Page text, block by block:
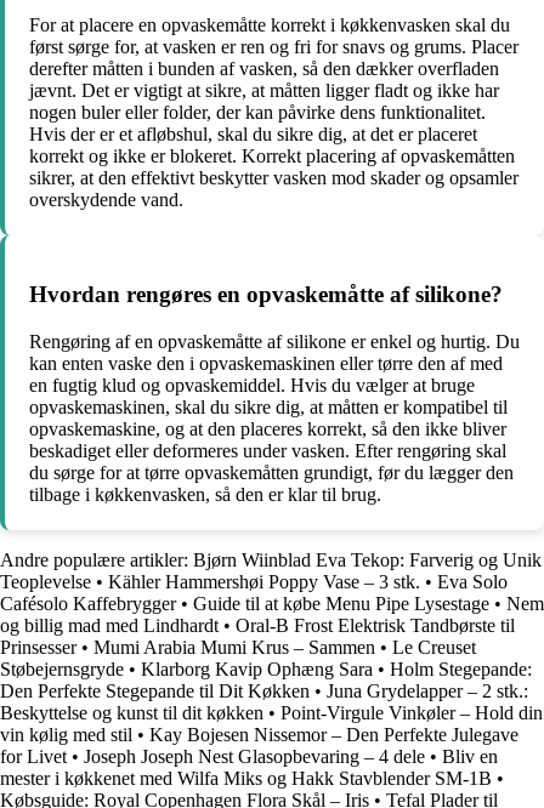
For at placere en opvaskemåtte korrekt i køkkenvasken skal du
først sørge for, at vasken er ren og fri for snavs og grums. Placer
derefter måtten i bunden af vasken, så den dækker overfladen
jævnt. Det er vigtigt at sikre, at måtten ligger fladt og ikke har
nogen buler eller folder, der kan påvirke dens funktionalitet.
Hvis der er et afløbshul, skal du sikre dig, at det er placeret
korrekt og ikke er blokeret. Korrekt placering af opvaskemåtten
sikrer, at den effektivt beskytter vasken mod skader og opsamler
overskydende vand.
Hvordan rengøres en opvaskemåtte af silikone?
Rengøring af en opvaskemåtte af silikone er enkel og hurtig. Du
kan enten vaske den i opvaskemaskinen eller tørre den af med
en fugtig klud og opvaskemiddel. Hvis du vælger at bruge
opvaskemaskinen, skal du sikre dig, at måtten er kompatibel til
opvaskemaskine, og at den placeres korrekt, så den ikke bliver
beskadiget eller deformeres under vasken. Efter rengøring skal
du sørge for at tørre opvaskemåtten grundigt, før du lægger den
tilbage i køkkenvasken, så den er klar til brug.
Andre populære artikler: Bjørn Wiinblad Eva Tekop: Farverig og Unik
Teoplevelse • Kähler Hammershøi Poppy Vase – 3 stk. • Eva Solo
Cafésolo Kaffebrygger• Guide til at købe Menu Pipe Lysestage • Nem
og billig mad med Lindhardt • Oral-B Frost Elektrisk Tandbørste til
Prinsesser• Mumi Arabia Mumi Krus – Sammen • Le Creuset
Støbejernsgryde • Klarborg Kavip Ophæng Sara • Holm Stegepande:
Den Perfekte Stegepande til Dit Køkken • Juna Grydelapper – 2 stk.:
Beskyttelse og kunst til dit køkken • Point-Virgule Vinkøler – Hold din
vin kølig med stil • Kay Bojesen Nissemor – Den Perfekte Julegave
for Livet • Joseph Joseph Nest Glasopbevaring – 4 dele • Bliv en
mester i køkkenet med Wilfa Miks og Hakk Stavblender SM-1B •
Købsguide: Royal Copenhagen Flora Skål – Iris • Tefal Plader til